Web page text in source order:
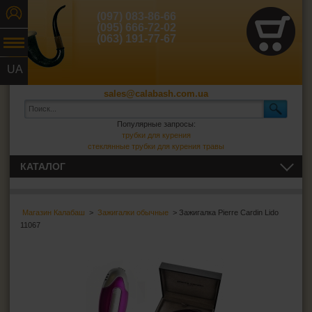
UA
(097) 083-86-66
(095) 666-72-02
(063) 191-77-67
sales@calabash.com.ua
Популярные запросы:
трубки для курения
стеклянные трубки для курения травы
Магазин Калабаш > Зажигалки обычные > Зажигалка Pierre Cardin Lido
11067
КАТАЛОГ
ЗАЖИГАЛКИ